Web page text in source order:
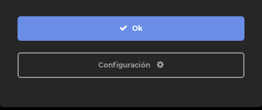
PROGRAMACIÓ INFOACTIVA'T
Ok
Configuración